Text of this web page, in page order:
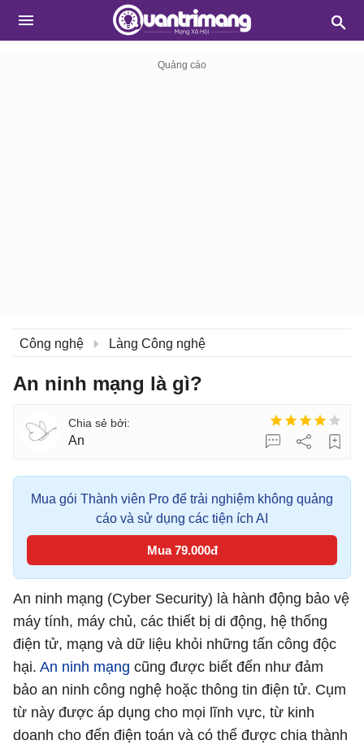
Công nghệ Làng Công nghệ
An ninh mạng là gì?
An
Mua gói Thành viên Pro để trải nghiệm không quảng
cáo và sử dụng các tiện ích AI
Mua 79.000đ
An ninh mạng (Cyber Security) là hành động bảo vệ
máy tính, máy chủ, các thiết bị di động, hệ thống
điện tử, mạng và dữ liệu khỏi những tấn công độc
hại. An ninh mạng cũng được biết đến như đảm
bảo an ninh công nghệ hoặc thông tin điện tử. Cụm
từ này được áp dụng cho mọi lĩnh vực, từ kinh
doanh cho đến điện toán và có thể được chia thành